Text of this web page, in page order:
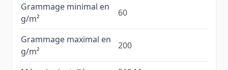
Grammage minimal en
g/m²
60
Grammage maximal en
g/m²
200